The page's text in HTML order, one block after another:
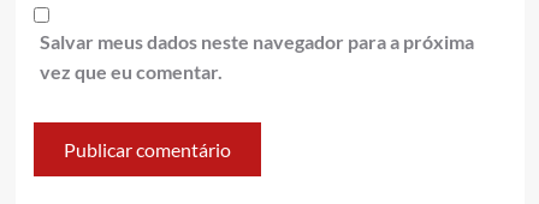
Salvar meus dados neste navegador para a próxima
vez que eu comentar.